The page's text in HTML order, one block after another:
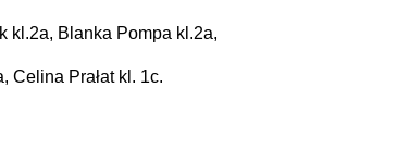
kl.2a, Blanka Pompa kl.2a,
Celina Prałat kl. 1c.